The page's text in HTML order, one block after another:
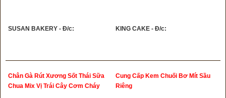
SUSAN BAKERY - Đ/c: KING CAKE - Đ/c:
Chân Gà Rút Xương Sốt Thái Sữa
Chua Mix Vị Trái Cây Cơm Cháy
Cung Cấp Kem Chuối Bơ Mít Sầu
Riêng